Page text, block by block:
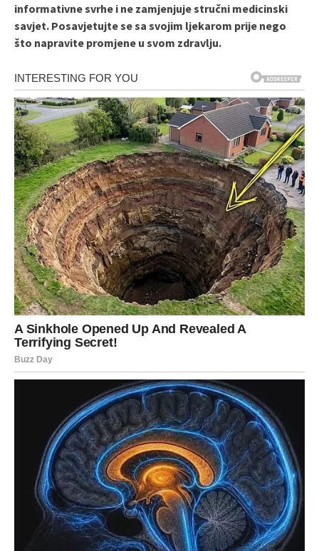
informativne svrhe i ne zamjenjuje stručni medicinski
savjet. Posavjetujte se sa svojim ljekarom prije nego
što napravite promjene u svom zdravlju.